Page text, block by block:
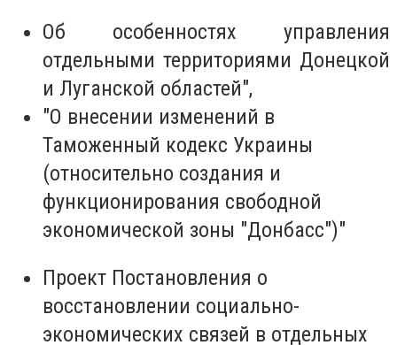
Об особенностях управления
отдельными территориями Донецкой
и Луганской областей",
"О внесении изменений в
Таможенный кодекс Украины
(относительно создания и
функционирования свободной
экономической зоны "Донбасс")"
Проект Постановления о
восстановлении социально-
экономических связей в отдельных